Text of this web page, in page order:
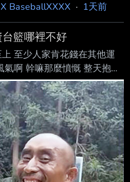
BaseballXXXX · 1天前
籃哪裡不好
至少人家肯花錢在其他運
啊 幹嘛那麼憤慨 整天抱怨
看到人家花錢在別的運動又
父仇人或是有排擠到資源一
Syndergaard is throwing
Don't @ me please. by
這幾年才在賺錢啊== 至少
怎麼會沒有，至少越多人
的是兩聯盟雙軌制 你知我
嘛的，他不是一